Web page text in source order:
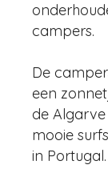
campers.
De
een
de
mooie
in Portugal.